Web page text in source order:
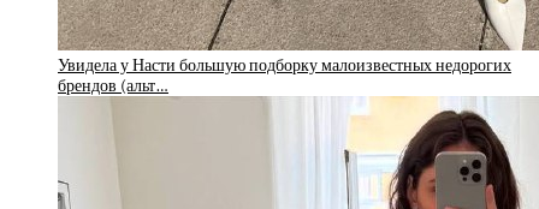
Увидела у Насти большую подборку малоизвестных недорогих
брендов (альт…